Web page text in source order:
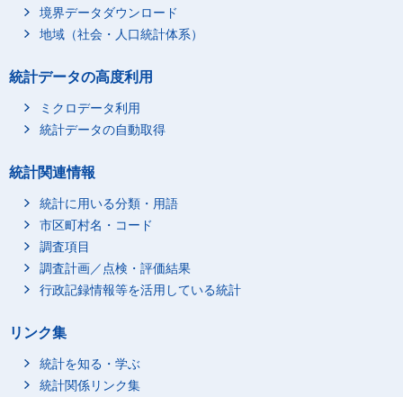
境界データダウンロード
地域（社会・人口統計体系）
統計データの高度利用
ミクロデータ利用
統計データの自動取得
統計関連情報
統計に用いる分類・用語
市区町村名・コード
調査項目
調査計画／点検・評価結果
行政記録情報等を活用している統計
リンク集
統計を知る・学ぶ
統計関係リンク集